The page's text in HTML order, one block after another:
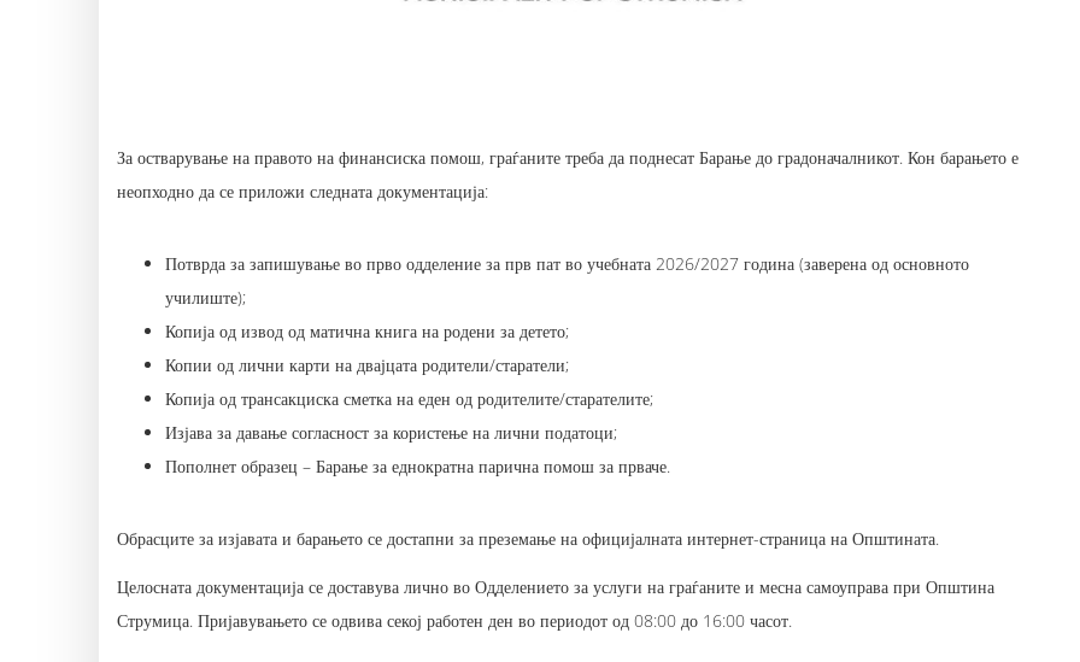
За остварување на правото на финансиска помош, граѓаните треба да поднесат Барање до градоначалникот. Кон барањето е
неопходно да се приложи следната документација:
Потврда за запишување во прво одделение за прв пат во учебната 2026/2027 година (заверена од основното
училиште);
Копија од извод од матична книга на родени за детето;
Копии од лични карти на двајцата родители/старатели;
Копија од трансакциска сметка на еден од родителите/старателите;
Изјава за давање согласност за користење на лични податоци;
Пополнет образец – Барање за еднократна парична помош за прваче.
Обрасците за изјавата и барањето се достапни за преземање на официјалната интернет-страница на Општината.
Целосната документација се доставува лично во Одделението за услуги на граѓаните и месна самоуправа при Општина
Струмица. Пријавувањето се одвива секој работен ден во периодот од 08:00 до 16:00 часот.